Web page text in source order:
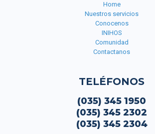
Home
Nuestros servicios
Conocenos
INIHOS
Comunidad
Contactanos
TELÉFONOS
(035) 345 1950
(035) 345 2302
(035) 345 2304